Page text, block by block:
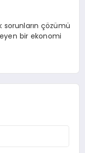
sorunların çözümü
bir ekonomi